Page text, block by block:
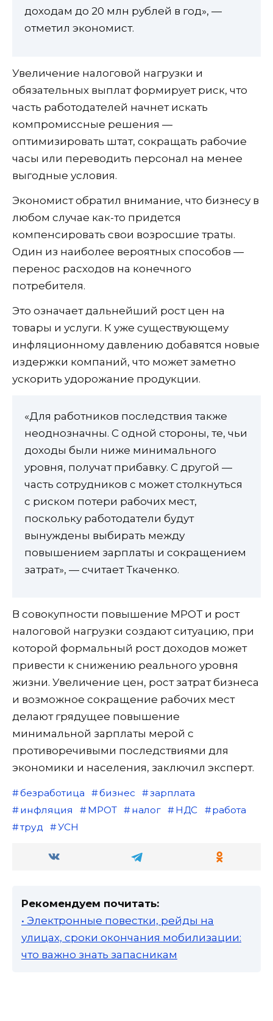
доходам до 20 млн рублей в год», —
отметил экономист.
Увеличение налоговой нагрузки и
обязательных выплат формирует риск, что
часть работодателей начнет искать
компромиссные решения —
оптимизировать штат, сокращать рабочие
часы или переводить персонал на менее
выгодные условия.
Экономист обратил внимание, что бизнесу в
любом случае как-то придется
компенсировать свои возросшие траты.
Один из наиболее вероятных способов —
перенос расходов на конечного
потребителя.
Это означает дальнейший рост цен на
товары и услуги. К уже существующему
инфляционному давлению добавятся новые
издержки компаний, что может заметно
ускорить удорожание продукции.
«Для работников последствия также
неоднозначны. С одной стороны, те, чьи
доходы были ниже минимального
уровня, получат прибавку. С другой —
часть сотрудников с может столкнуться
с риском потери рабочих мест,
поскольку работодатели будут
вынуждены выбирать между
повышением зарплаты и сокращением
затрат», — считает Ткаченко.
В совокупности повышение МРОТ и рост
налоговой нагрузки создают ситуацию, при
которой формальный рост доходов может
привести к снижению реального уровня
жизни. Увеличение цен, рост затрат бизнеса
и возможное сокращение рабочих мест
делают грядущее повышение
минимальной зарплаты мерой с
противоречивыми последствиями для
экономики и населения, заключил эксперт.
безработица бизнес
зарплата
инфляция
МРОТ налог НДС
работа
труд
УСН
Рекомендуем почитать:
• Электронные повестки, рейды на
улицах, сроки окончания мобилизации:
что важно знать запасникам